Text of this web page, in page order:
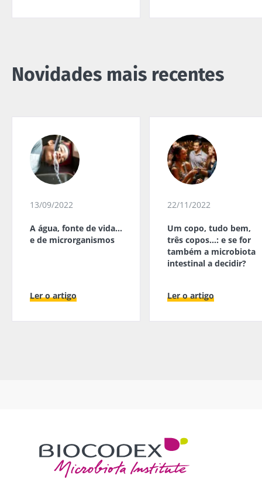
Novidades mais recentes
13/09/2022
A água, fonte de vida…
e de microrganismos
Ler o artigo
22/11/2022
Um copo, tudo bem,
três copos…: e se for
também a microbiota
intestinal a decidir?
Ler o artigo